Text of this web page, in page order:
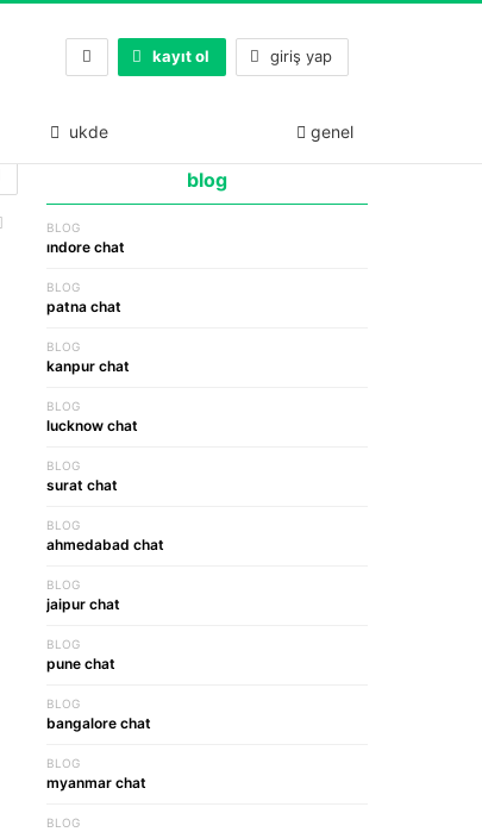
kayıt ol giriş yap
ukde genel
blog
BLOG
indore chat
BLOG
patna chat
BLOG
kanpur chat
BLOG
lucknow chat
BLOG
surat chat
BLOG
ahmedabad chat
BLOG
jaipur chat
BLOG
pune chat
BLOG
bangalore chat
BLOG
myanmar chat
BLOG